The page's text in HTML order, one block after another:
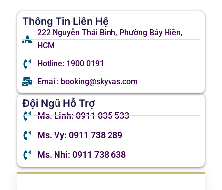
Thông Tin Liên Hệ
222 Nguyễn Thái Bình, Phường Bảy Hiền,
HCM
Hotline: 1900 0191
Email: booking@skyvas.com
Đội Ngũ Hỗ Trợ
Ms. Linh: 0911 035 533
Ms. Vy: 0911 738 289
Ms. Nhi: 0911 738 638